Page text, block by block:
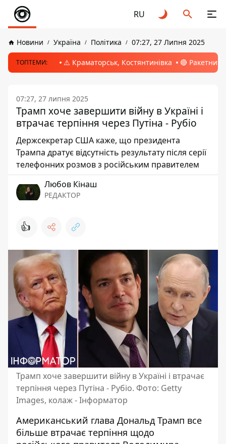
RU
Новини Україна Політика 07:27, 27 Липня 2025
ТОПТЕМИ: ⚠️ Краматорськ, Костянтинівка 🔴 Ракетний
07:27, 27 липня 2025
Трамп хоче завершити війну в Україні і
втрачає терпіння через Путіна - Рубіо
Держсекретар США каже, що президента
Трампа дратує відсутність результату після серії
телефонних розмов з російським правителем
Любов Кінаш
РЕДАКТОР
👍
Трамп хоче завершити війну в Україні і втрачає
терпіння через Путіна - Рубіо. Фото: Getty
Images, колаж - Інформатор
Американський глава Дональд Трамп все
більше втрачає терпіння щодо